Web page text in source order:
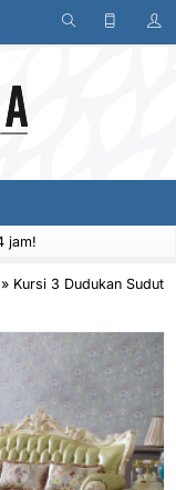
jam!
» Kursi 3 Dudukan Sudut